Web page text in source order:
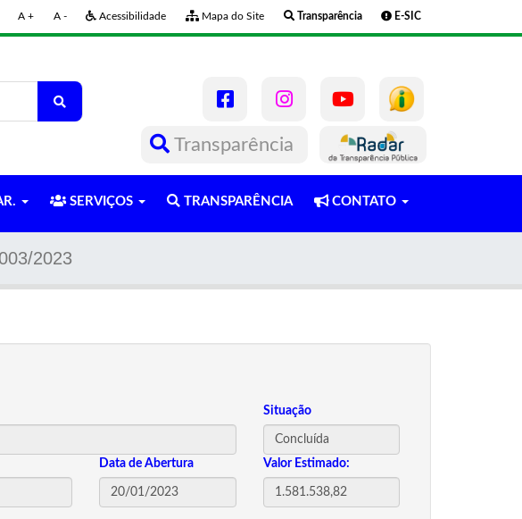
A + A - Acessibilidade Mapa do Site Transparência E-SIC
Transparência
SERVIÇOS TRANSPARÊNCIA CONTATO
2023
Situação
Data de Abertura Valor Estimado: